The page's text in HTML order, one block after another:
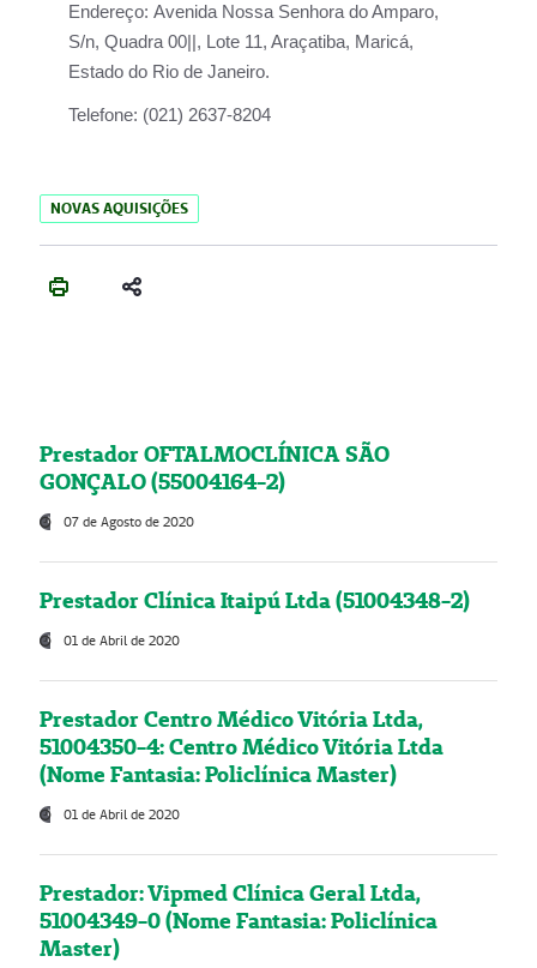
Endereço: Avenida Nossa Senhora do Amparo,
S/n, Quadra 00||, Lote 11, Araçatiba, Maricá,
Estado do Rio de Janeiro.
Telefone: (021) 2637-8204
NOVAS AQUISIÇÕES
Prestador OFTALMOCLÍNICA SÃO
GONÇALO (55004164-2)
07 de Agosto de 2020
Prestador Clínica Itaipú Ltda (51004348-2)
01 de Abril de 2020
Prestador Centro Médico Vitória Ltda,
51004350-4: Centro Médico Vitória Ltda
(Nome Fantasia: Policlínica Master)
01 de Abril de 2020
Prestador: Vipmed Clínica Geral Ltda,
51004349-0 (Nome Fantasia: Policlínica
Master)